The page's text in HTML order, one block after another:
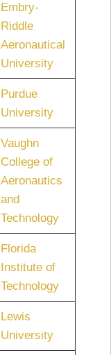
Embry-
Riddle
Aeronautical
University
Purdue
University
Vaughn
College of
Aeronautics
and
Technology
Florida
Institute of
Technology
Lewis
University